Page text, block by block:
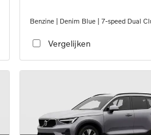
Benzine | Denim Blue | 7-speed Dual
Vergelijken